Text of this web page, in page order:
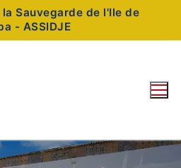
Sauvegarde de l'Ile de
- ASSIDJE